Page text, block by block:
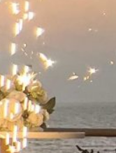
נישואין בפארק
קיסריה:
מלא